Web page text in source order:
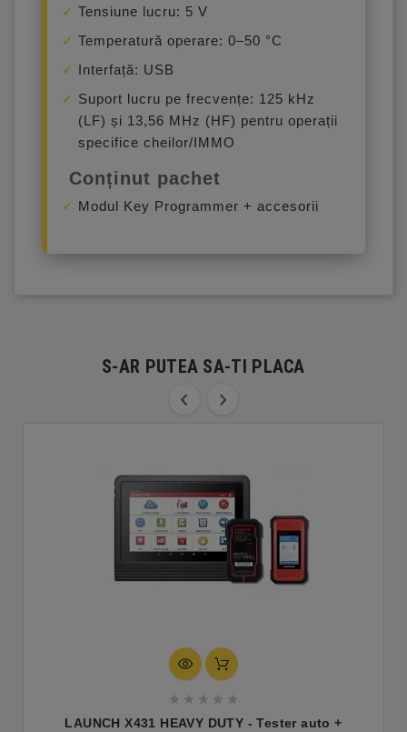
Tensiune lucru: 5 V
Temperatură operare: 0–50 °C
Interfață: USB
Suport lucru pe frecvențe: 125 kHz
(LF) și 13,56 MHz (HF) pentru operații
specifice cheilor/IMMO
Conținut pachet
Modul Key Programmer + accesorii
S-AR PUTEA SA-TI PLACA
    
LAUNCH X431 HEAVY DUTY - Tester auto +